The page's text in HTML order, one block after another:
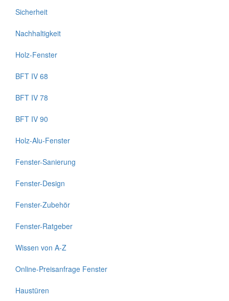
Sicherheit
Nachhaltigkeit
Holz-Fenster
BFT IV 68
BFT IV 78
BFT IV 90
Holz-Alu-Fenster
Fenster-Sanierung
Fenster-Design
Fenster-Zubehör
Fenster-Ratgeber
Wissen von A-Z
Online-Preisanfrage Fenster
Haustüren